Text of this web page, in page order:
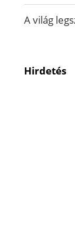
A világ
Hirdetés